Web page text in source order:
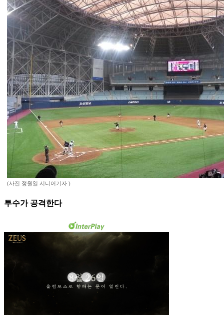
(사진 정원일 시니어기자 )
투수가 공격한다